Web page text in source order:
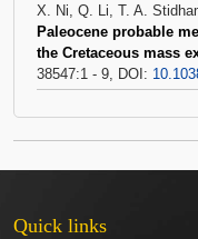
X. Ni, Q. Li, T. A.
Paleocene probable
the Cretaceous mass
38547:1 - 9, DOI:
Quick links